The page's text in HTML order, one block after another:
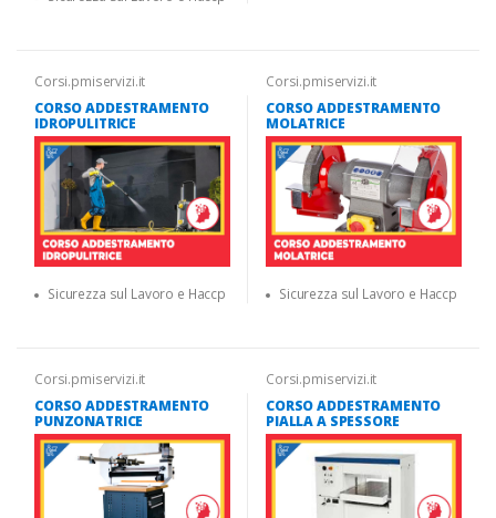
Corsi.pmiservizi.it
CORSO ADDESTRAMENTO
IDROPULITRICE
Sicurezza sul Lavoro e Haccp
Corsi.pmiservizi.it
CORSO ADDESTRAMENTO
MOLATRICE
Sicurezza sul Lavoro e Haccp
Corsi.pmiservizi.it
CORSO ADDESTRAMENTO
PUNZONATRICE
Corsi.pmiservizi.it
CORSO ADDESTRAMENTO
PIALLA A SPESSORE